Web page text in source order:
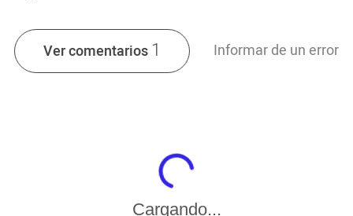
Ver comentarios 1 Informar de un error
Cargando...